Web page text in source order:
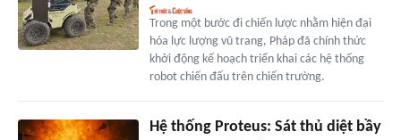
Trong một bước đi chiến lược nhằm hiện đại
hóa lực lượng vũ trang, Pháp đã chính thức
khởi động kế hoạch triển khai các hệ thống
robot chiến đấu trên chiến trường.
Hệ thống Proteus: Sát thủ diệt bầy